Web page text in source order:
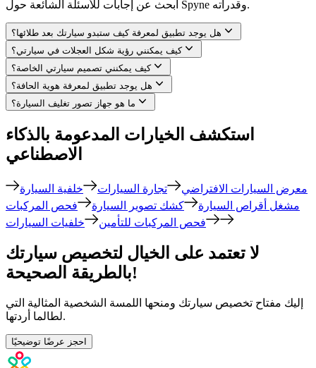
ابحث عن إجابات للأسئلة الشائعة حول Spyne وقدراته.
هل يوجد تطبيق لمعرفة كيف ستبدو سيارتك بعد طلائها؟
كيف يمكنني رؤية شكل العجلات في سيارتي؟
كيف يمكنني تصميم سيارتي الخاصة؟
هل يوجد تطبيق لمعرفة هوية الحافة؟
ما هو جهاز تصور تغليف السيارة؟
استكشف الخيارات المدعومة بالذكاء
الاصطناعي
معرض السيارات الافتراضي تجارة السيارات
خلفية السيارة
مشغل أقراص السيارة
كشك تصوير السيارة
فحص المركبات
فحص المركبات للتأمين
خلفيات السيارات
لا تعتمد على الخيال لتخصيص سيارتك
بالطريقة الصحيحة!
إليك مفتاح تخصيص سيارتك ومنحها اللمسة الشخصية المثالية التي
لطالما أردتها.
احجز عرضًا توضيحيًا